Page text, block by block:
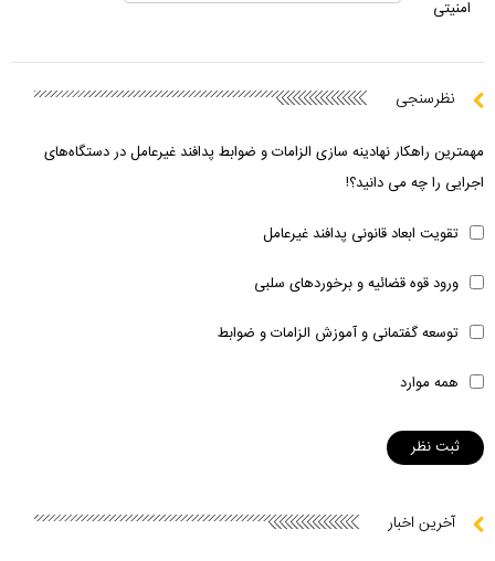
امنیتی
نظرسنجی
مهمترین راهکار نهادینه سازی الزامات و ضوابط پدافند غیرعامل در دستگاه‌های
اجرایی را چه می دانید؟!
تقویت ابعاد قانونی پدافند غیرعامل
ورود قوه قضائیه و برخوردهای سلبی
توسعه گفتمانی و آموزش الزامات و ضوابط
همه موارد
آخرین اخبار